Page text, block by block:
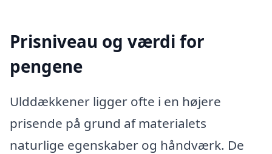
Prisniveau og værdi for
pengene
Ulddækkener ligger ofte i en højere
prisende på grund af materialets
naturlige egenskaber og håndværk. De